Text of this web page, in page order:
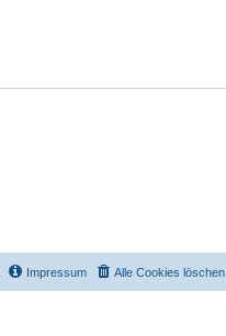
Alle Cookies löschen
Impressum